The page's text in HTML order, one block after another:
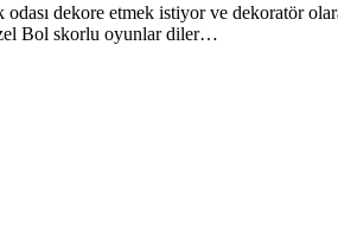
dekore etmek istiyor ve dekoratör
Bol skorlu oyunlar diler…